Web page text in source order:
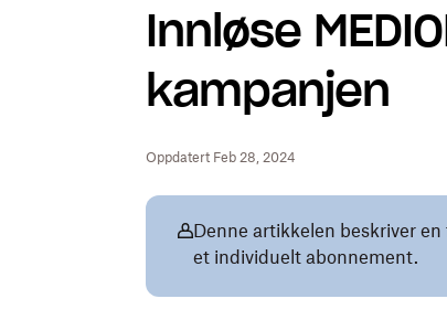
Innløse
kampanjen
Oppdatert Feb 28, 2024
Denne artikkelen beskriver
et individuelt abonnement.